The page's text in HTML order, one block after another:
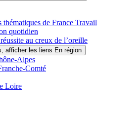
thématiques de France Travail
quotidien
au creux de l’oreille
afficher les liens En région
Alpes
Comté
Loire